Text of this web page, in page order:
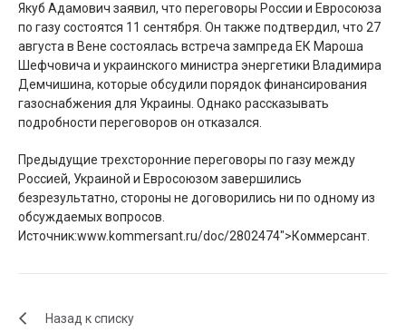
Якуб Адамович заявил, что переговоры России и Евросоюза
по газу состоятся 11 сентября. Он также подтвердил, что 27
августа в Вене состоялась встреча зампреда ЕК Мароша
Шефчовича и украинского министра энергетики Владимира
Демчишина, которые обсудили порядок финансирования
газоснабжения для Украины. Однако рассказывать
подробности переговоров он отказался.
Предыдущие трехсторонние переговоры по газу между
Россией, Украиной и Евросоюзом завершились
безрезультатно, стороны не договорились ни по одному из
обсуждаемых вопросов.
Источник:www.kommersant.ru/doc/2802474">Коммерсант.
Назад к списку